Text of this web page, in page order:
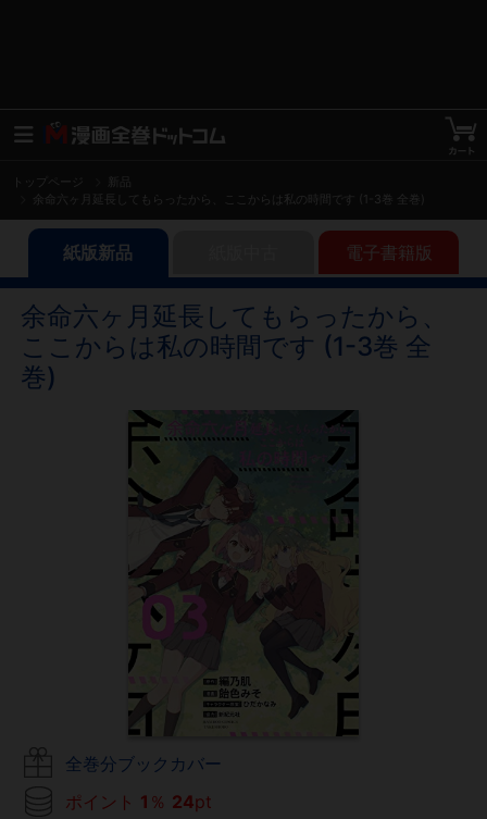
トップページ
余命六ヶ月延長してもらったから、ここからは私の時間です (1-3巻 全巻)
紙版新品 電子書籍版
余命六ヶ月延長してもらったから、
ここからは私の時間です (1-3巻 全
巻)
全巻分ブックカバー
ポイント 1 ％ 24pt